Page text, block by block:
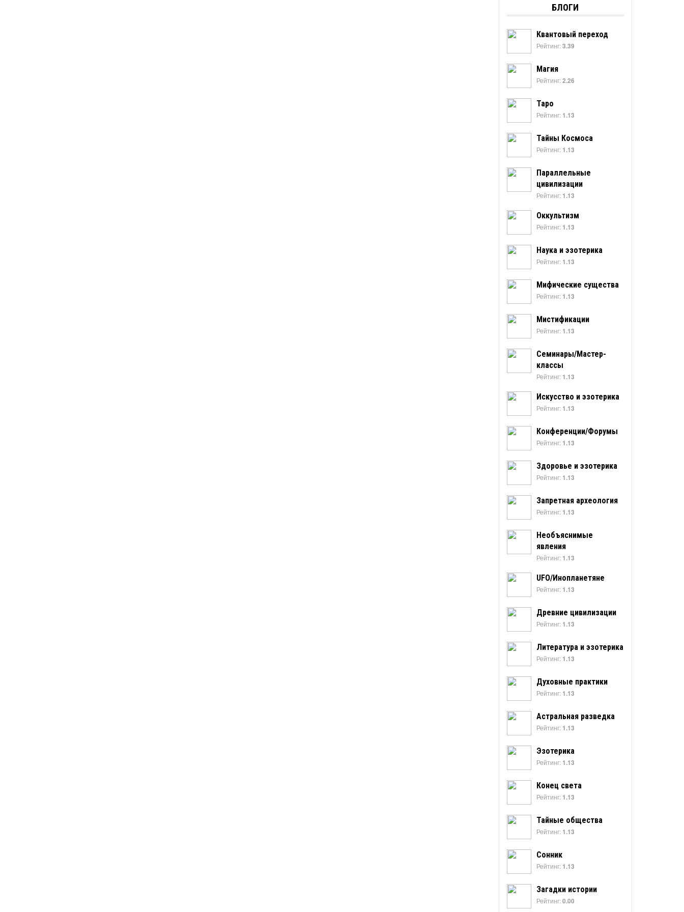
БЛОГИ
Квантовый переход
Рейтинг:3.39
Магия
Рейтинг:2.26
Таро
Рейтинг: 1.13
Тайны Космоса
Рейтинг: 1.13
Параллельные
цивилизации
Рейтинг: 1.13
Оккультизм
Рейтинг: 1.13
Наука и эзотерика
Рейтинг: 1.13
Мифические существа
Рейтинг: 1.13
Мистификации
Рейтинг: 1.13
Семинары/Мастер-
классы
Рейтинг: 1.13
Искусство и эзотерика
Рейтинг: 1.13
Конференции/Форумы
Рейтинг: 1.13
Здоровье и эзотерика
Рейтинг: 1.13
Запретная археология
Рейтинг: 1.13
Необъяснимые
явления
Рейтинг: 1.13
UFO/Инопланетяне
Рейтинг: 1.13
Древние цивилизации
Рейтинг: 1.13
Литература и эзотерика
Рейтинг: 1.13
Духовные практики
Рейтинг: 1.13
Астральная разведка
Рейтинг: 1.13
Эзотерика
Рейтинг: 1.13
Конец света
Рейтинг: 1.13
Тайные общества
Рейтинг: 1.13
Сонник
Рейтинг: 1.13
Загадки истории
Рейтинг:0.00